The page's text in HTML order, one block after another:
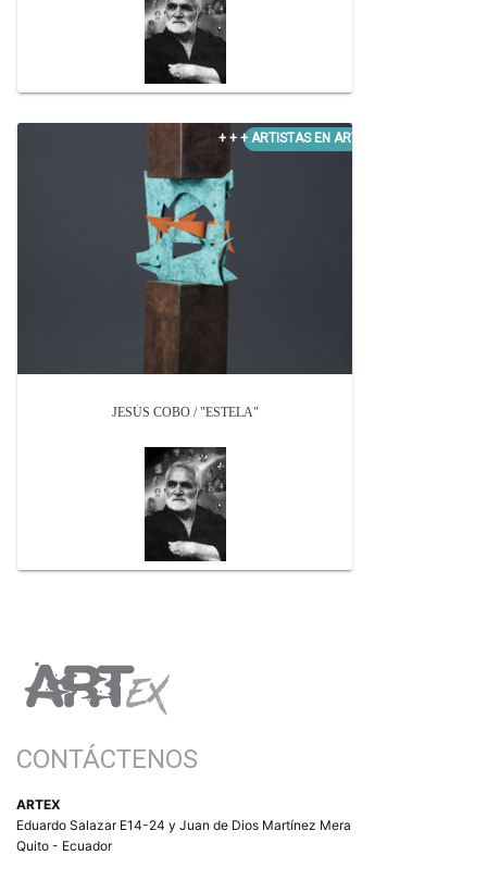
JESÚS COBO / "ESTELA"
CONTÁCTENOS
ARTEX
Eduardo Salazar E14-24 y Juan de Dios Martínez Mera
Quito - Ecuador